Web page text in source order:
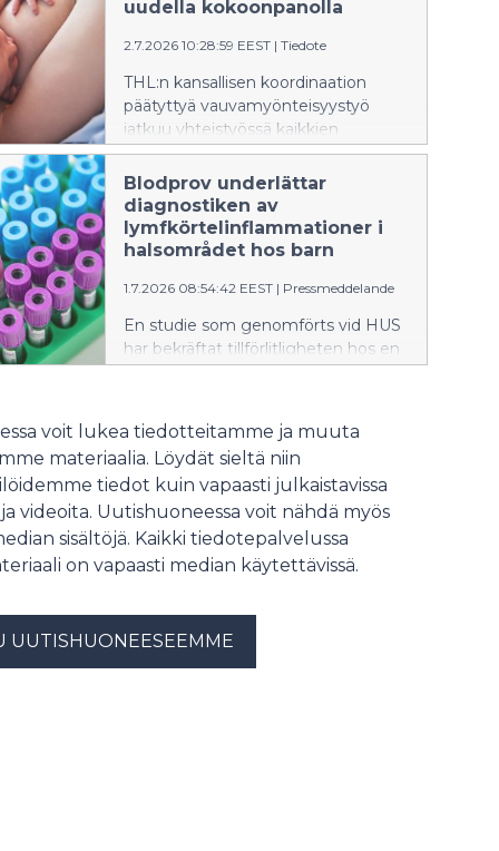
sammankallat är att trygga och
utveckla babyvänlig vård i hela
landet.
uudella kokoonpanolla
2.7.2026 10:28:59 EEST | Tiedote
THL:n kansallisen koordinaation
päätyttyä vauvamyönteisyystyö
jatkuu yhteistyössä kaikkien
hyvinvointialueiden kanssa. HUSin
koollekutsuman asiantuntijaryhmän
tavoitteena on turvata ja kehittää
vauvamyönteistä hoitoa koko
maassa.
Blodprov underlättar
diagnostiken av
lymfkörtelinflammationer i
halsområdet hos barn
1.7.2026 08:54:42 EEST | Pressmeddelande
En studie som genomförts vid HUS
har bekräftat tillförlitligheten hos en
blodprovsbaserad diagnostisk
i halsområdet hos barn som orsakas
av miljömykobakterier. Ett blodprov
är ett snabbare och för patienten
mer skonsamt sätt att säkerställa
diagnosen än invasiva metoder,
såsom vävnadsprovtagning.
voit lukea tiedotteitamme ja muuta
materiaalia. Löydät sieltä niin
tiedot kuin vapaasti julkaistavissa
videoita. Uutishuoneessa voit nähdä myös
sisältöjä. Kaikki tiedotepalvelussa
on vapaasti median käytettävissä.
UUTISHUONEESEEMME